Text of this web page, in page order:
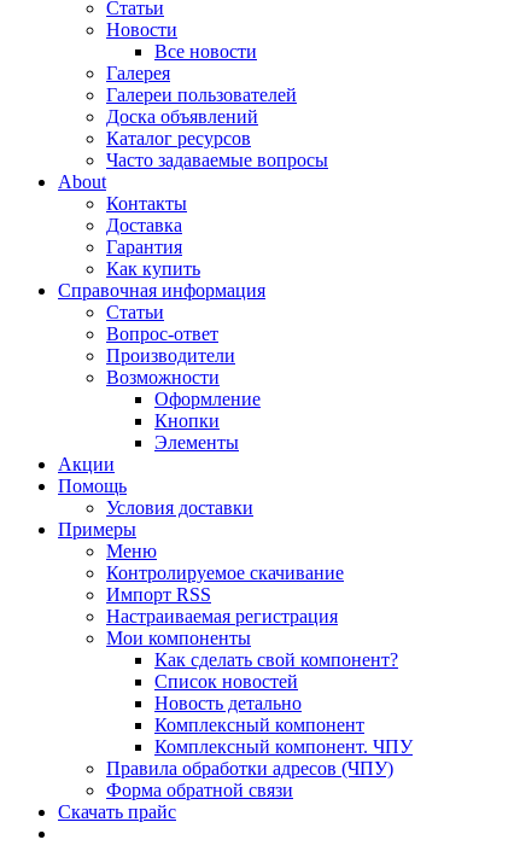
Статьи
Новости
Все новости
Галерея
Галереи пользователей
Доска объявлений
Каталог ресурсов
Часто задаваемые вопросы
About
Контакты
Доставка
Гарантия
Как купить
Справочная информация
Статьи
Вопрос-ответ
Производители
Возможности
Оформление
Кнопки
Элементы
Акции
Помощь
Условия доставки
Примеры
Меню
Контролируемое скачивание
Импорт RSS
Настраиваемая регистрация
Мои компоненты
Как сделать свой компонент?
Список новостей
Новость детально
Комплексный компонент
Комплексный компонент. ЧПУ
Правила обработки адресов (ЧПУ)
Форма обратной связи
Скачать прайс